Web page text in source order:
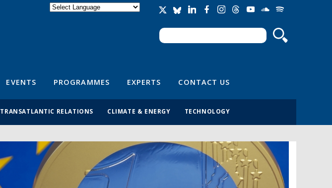
Search form
Search
EVENTS PROGRAMMES EXPERTS CONTACT US
TRANSATLANTIC RELATIONS CLIMATE & ENERGY TECHNOLOGY